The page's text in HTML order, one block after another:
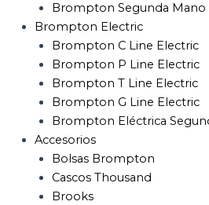
Brompton Segunda Mano
Brompton Electric
Brompton C Line Electric
Brompton P Line Electric
Brompton T Line Electric
Brompton G Line Electric
Brompton Eléctrica
Accesorios
Bolsas Brompton
Cascos Thousand
Brooks